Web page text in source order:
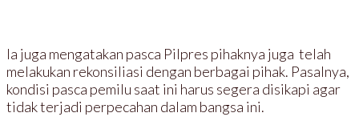
Ia juga mengatakan pasca Pilpres pihaknya juga telah
melakukan rekonsiliasi dengan berbagai pihak. Pasalnya,
kondisi pasca pemilu saat ini harus segera disikapi agar
tidak terjadi perpecahan dalam bangsa ini.